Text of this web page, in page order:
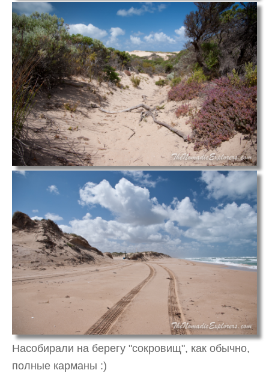
Насобирали на берегу "сокровищ", как обычно,
полные карманы :)